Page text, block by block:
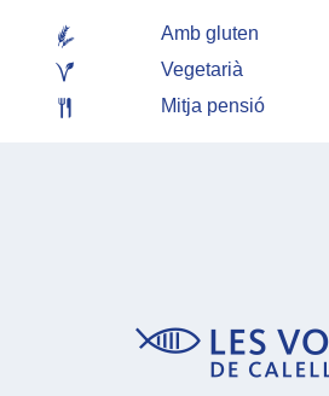
Amb gluten
Vegetarià
Mitja pensió